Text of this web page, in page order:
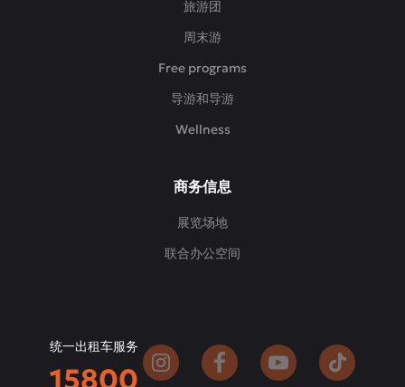
旅游团
周末游
Free programs
导游和导游
Wellness
商务信息
展览场地
联合办公空间
统一出租车服务
15800